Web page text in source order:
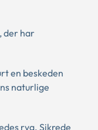
der har
en beskeden
naturlige
ryg. Sikrede